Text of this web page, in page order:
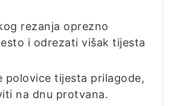
rezanja oprezno
i odrezati višak tijesta
polovice tijesta prilagode,
na dnu protvana.